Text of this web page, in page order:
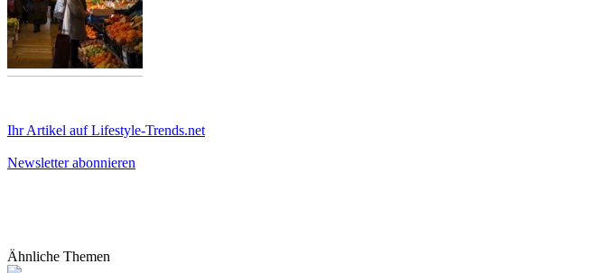
Ihr Artikel auf Lifestyle-Trends.net
Newsletter abonnieren
Ähnliche Themen